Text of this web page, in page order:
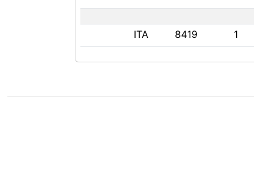
ITA 8419 1